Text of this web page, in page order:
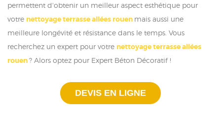
permettent d'obtenir un meilleur aspect esthétique pour
votre nettoyage terrasse allées rouen mais aussi une
meilleure longévité et résistance dans le temps. Vous
recherchez un expert pour votre nettoyage terrasse allées
rouen? Alors optez pour Expert Béton Décoratif !
DEVIS EN LIGNE